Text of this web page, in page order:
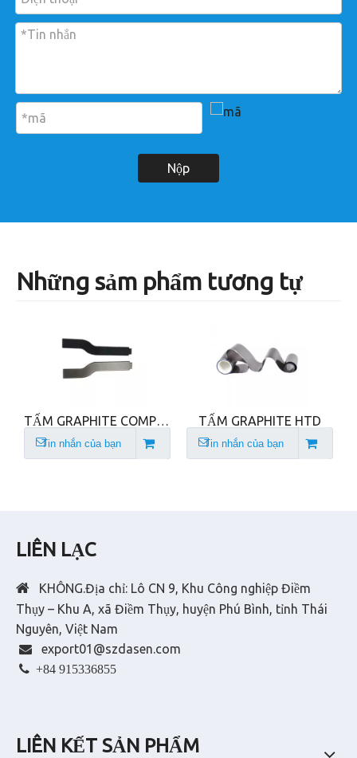
Nộp
Những sảm phẩm tương tự
TẤM GRAPHITE COMPOSITE UTS
Tin nhắn của bạn
TẤM GRAPHITE HTD
Tin nhắn của bạn
LIÊN LẠC

KHÔNG.Địa chỉ: Lô CN 9, Khu Công nghiệp Điềm
Thụy – Khu A, xã Điềm Thụy, huyện Phú Bình, tỉnh Thái
Nguyên, Việt Nam
 export01@szdasen.com
 +84 915336855
LIÊN KẾT SẢN PHẨM